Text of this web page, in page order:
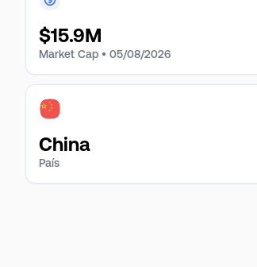
$15.9M
Market Cap • 05/08/2026
China
País